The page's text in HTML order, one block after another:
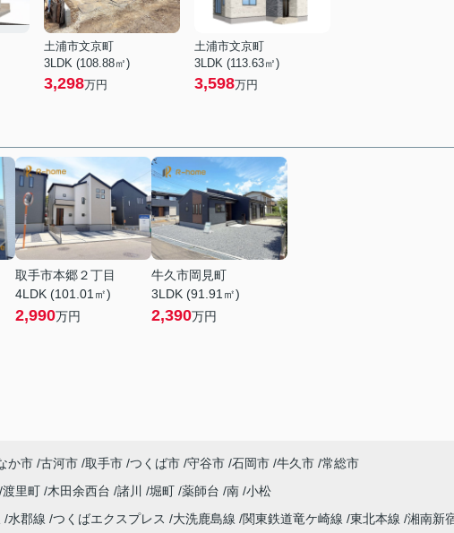
土浦市文京町
3LDK (108.88㎡)
3,298万円
土浦市文京町
3LDK (113.63㎡)
3,598万円
取手市本郷２丁目
4LDK (101.01㎡)
2,990万円
牛久市岡見町
3LDK (91.91㎡)
2,390万円
か市 古河市 取手市 つくば市 守谷市 石岡市 牛久市 常総市
渡里町 木田余西台 諸川 堀町 薬師台 南 小松
水郡線 つくばエクスプレス 大洗鹿島線 関東鉄道竜ケ崎線 東北本線 湘南新